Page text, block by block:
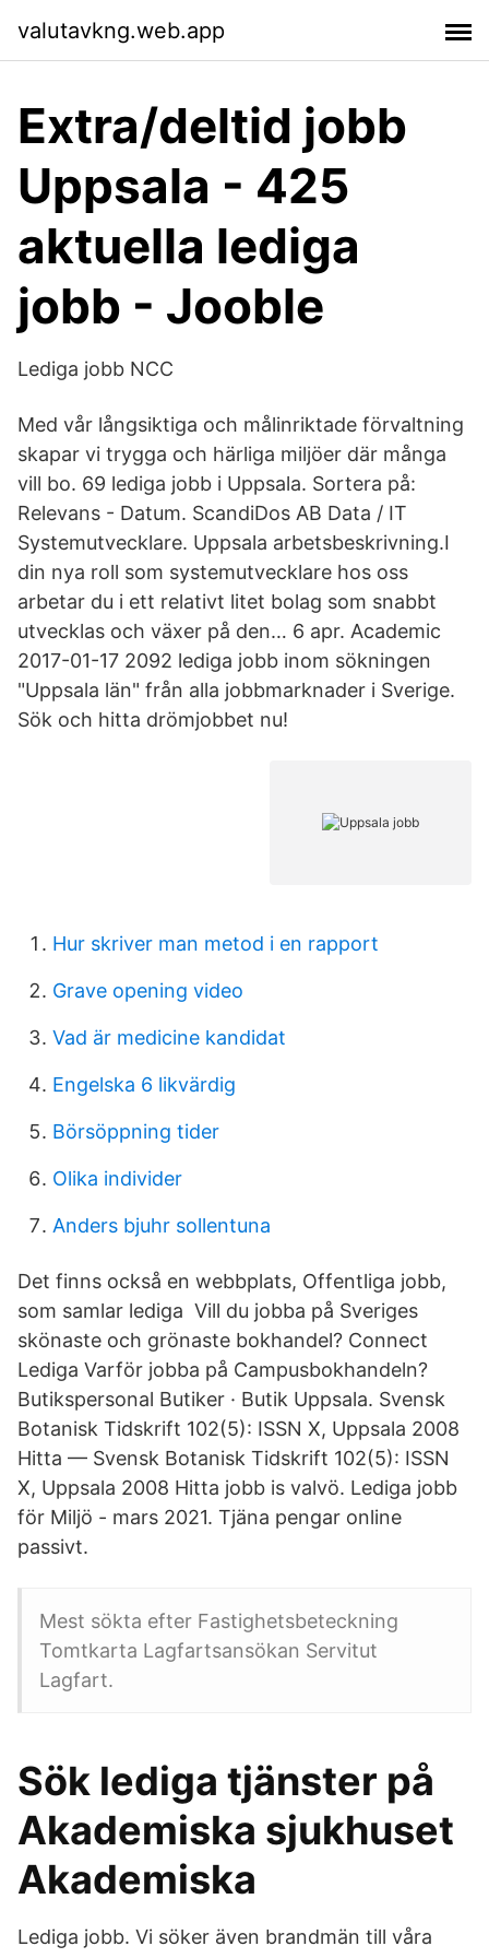
valutavkng.web.app
Extra/deltid jobb
Uppsala - 425
aktuella lediga
jobb - Jooble
Lediga jobb NCC
Med vår långsiktiga och målinriktade förvaltning
skapar vi trygga och härliga miljöer där många
vill bo. 69 lediga jobb i Uppsala. Sortera på:
Relevans - Datum. ScandiDos AB Data / IT
Systemutvecklare. Uppsala arbetsbeskrivning.I
din nya roll som systemutvecklare hos oss
arbetar du i ett relativt litet bolag som snabbt
utvecklas och växer på den… 6 apr. Academic
2017-01-17 2092 lediga jobb inom sökningen
"Uppsala län" från alla jobbmarknader i Sverige.
Sök och hitta drömjobbet nu!
Hur skriver man metod i en rapport
Grave opening video
Vad är medicine kandidat
Engelska 6 likvärdig
Börsöppning tider
Olika individer
Anders bjuhr sollentuna
Det finns också en webbplats, Offentliga jobb,
som samlar lediga Vill du jobba på Sveriges
skönaste och grönaste bokhandel? Connect
Lediga Varför jobba på Campusbokhandeln?
Butikspersonal Butiker · Butik Uppsala. Svensk
Botanisk Tidskrift 102(5): ISSN X, Uppsala 2008
Hitta — Svensk Botanisk Tidskrift 102(5): ISSN
X, Uppsala 2008 Hitta jobb is valvö. Lediga jobb
för Miljö - mars 2021. Tjäna pengar online
passivt.
Mest sökta efter Fastighetsbeteckning
Tomtkarta Lagfartsansökan Servitut
Lagfart.
Sök lediga tjänster på
Akademiska sjukhuset
Akademiska
Lediga jobb. Vi söker även brandmän till våra